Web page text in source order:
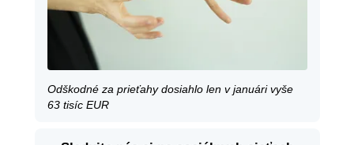
Odškodné za prieťahy dosiahlo len v januári vyše
63 tisíc EUR